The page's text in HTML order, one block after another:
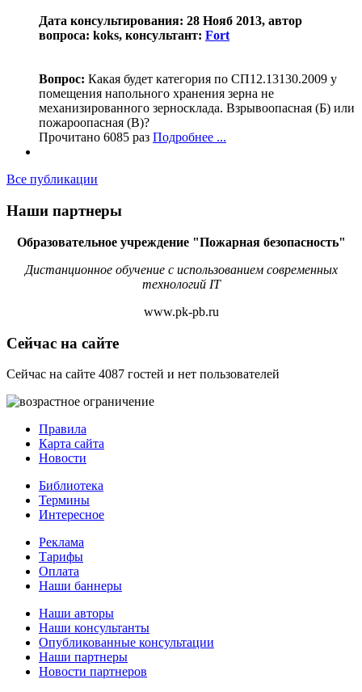
Дата консультирования: 28 Нояб 2013, автор
вопроса: koks, консультант: Fort
Вопрос: Какая будет категория по СП12.13130.2009 у
помещения напольного хранения зерна не
механизированного зерносклада. Взрывоопасная (Б) или
пожароопасная (В)?
Прочитано 6085 раз Подробнее ...
Все публикации
Наши партнеры
Образовательное учреждение "Пожарная безопасность"
Дистанционное обучение с использованием современных
технологий IT
www.pk-pb.ru
Сейчас на сайте
Сейчас на сайте 4087 гостей и нет пользователей
Правила
Карта сайта
Новости
Библиотека
Термины
Интересное
Реклама
Тарифы
Оплата
Наши баннеры
Наши авторы
Наши консультанты
Опубликованные консультации
Наши партнеры
Новости партнеров